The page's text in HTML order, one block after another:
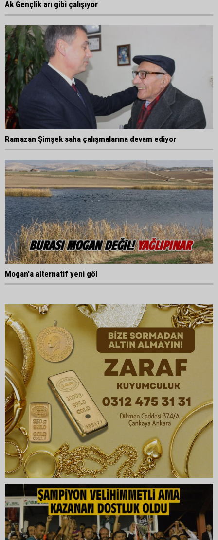
Ak Gençlik arı gibi çalışıyor
Ramazan Şimşek saha çalışmalarına devam ediyor
Mogan'a alternatif yeni göl